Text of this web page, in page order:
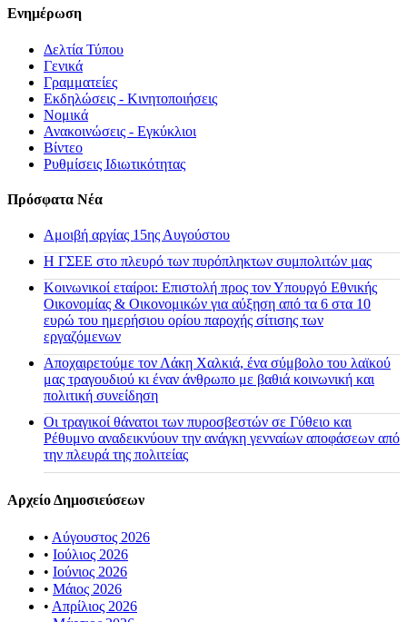
Ενημέρωση
Δελτία Τύπου
Γενικά
Γραμματείες
Εκδηλώσεις - Κινητοποιήσεις
Νομικά
Ανακοινώσεις - Εγκύκλιοι
Βίντεο
Ρυθμίσεις Ιδιωτικότητας
Πρόσφατα Νέα
Αμοιβή αργίας 15ης Αυγούστου
H ΓΣΕΕ στο πλευρό των πυρόπληκτων συμπολιτών μας
Κοινωνικοί εταίροι: Επιστολή προς τον Υπουργό Εθνικής
Οικονομίας & Οικονομικών για αύξηση από τα 6 στα 10
ευρώ του ημερήσιου ορίου παροχής σίτισης των
εργαζόμενων
Αποχαιρετούμε τον Λάκη Χαλκιά, ένα σύμβολο του λαϊκού
μας τραγουδιού κι έναν άνθρωπο με βαθιά κοινωνική και
πολιτική συνείδηση
Οι τραγικοί θάνατοι των πυροσβεστών σε Γύθειο και
Ρέθυμνο αναδεικνύουν την ανάγκη γενναίων αποφάσεων από
την πλευρά της πολιτείας
Αρχείο Δημοσιεύσεων
• Αύγουστος 2026
• Ιούλιος 2026
• Ιούνιος 2026
• Μάιος 2026
• Απρίλιος 2026